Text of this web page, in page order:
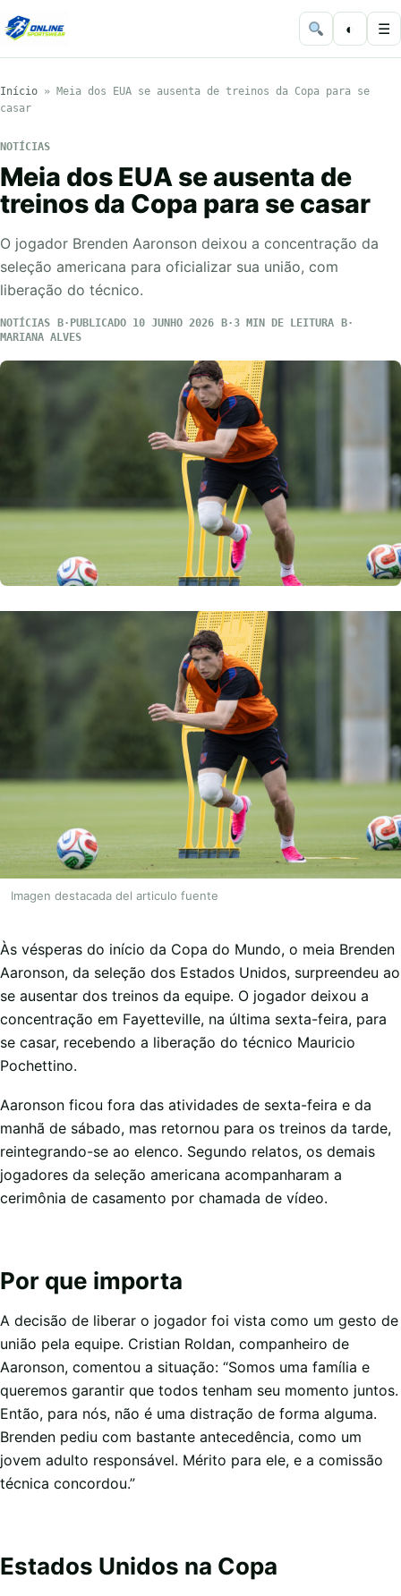
◐ ☰
Início » Meia dos EUA se ausenta de treinos da Copa para se
casar
NOTÍCIAS
Meia dos EUA se ausenta de
treinos da Copa para se casar
O jogador Brenden Aaronson deixou a concentração da
seleção americana para oficializar sua união, com
liberação do técnico.
NOTÍCIAS PUBLICADO 10 JUNHO 2026
3 MIN DE LEITURA
MARIANA ALVES
Imagen destacada del articulo fuente
Às vésperas do início da Copa do Mundo, o meia Brenden
Aaronson, da seleção dos Estados Unidos, surpreendeu ao
se ausentar dos treinos da equipe. O jogador deixou a
concentração em Fayetteville, na última sexta-feira, para
se casar, recebendo a liberação do técnico Mauricio
Pochettino.
Aaronson ficou fora das atividades de sexta-feira e da
manhã de sábado, mas retornou para os treinos da tarde,
reintegrando-se ao elenco. Segundo relatos, os demais
jogadores da seleção americana acompanharam a
cerimônia de casamento por chamada de vídeo.
Por que importa
A decisão de liberar o jogador foi vista como um gesto de
união pela equipe. Cristian Roldan, companheiro de
Aaronson, comentou a situação: “Somos uma família e
queremos garantir que todos tenham seu momento juntos.
Então, para nós, não é uma distração de forma alguma.
Brenden pediu com bastante antecedência, como um
jovem adulto responsável. Mérito para ele, e a comissão
técnica concordou.”
Estados Unidos na Copa